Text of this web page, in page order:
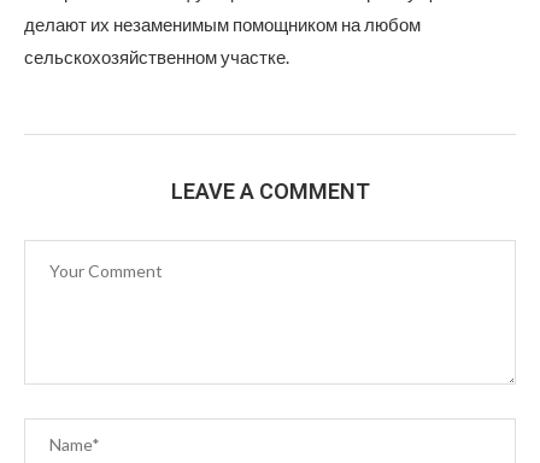
делают их незаменимым помощником на любом
сельскохозяйственном участке.
LEAVE A COMMENT